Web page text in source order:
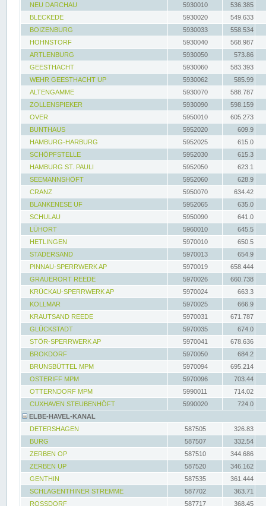
NEU DARCHAU
5930010
536.385
BLECKEDE
5930020
549.633
BOIZENBURG
5930033
558.534
HOHNSTORF
5930040
568.987
ARTLENBURG
5930050
573.86
GEESTHACHT
5930060
583.393
WEHR GEESTHACHT UP
5930062
585.99
ALTENGAMME
5930070
588.787
ZOLLENSPIEKER
5930090
598.159
OVER
5950010
605.273
BUNTHAUS
5952020
609.9
HAMBURG-HARBURG
5952025
615.0
SCHÖPFSTELLE
5952030
615.3
HAMBURG ST. PAULI
5952050
623.1
SEEMANNSHÖFT
5952060
628.9
CRANZ
5950070
634.42
BLANKENESE UF
5952065
635.0
SCHULAU
5950090
641.0
LÜHORT
5960010
645.5
HETLINGEN
5970010
650.5
STADERSAND
5970013
654.9
PINNAU-SPERRWERK AP
5970019
658.444
GRAUERORT REEDE
5970026
660.738
KRÜCKAU-SPERRWERK AP
5970024
663.3
KOLLMAR
5970025
666.9
KRAUTSAND REEDE
5970031
671.787
GLÜCKSTADT
5970035
674.0
STÖR-SPERRWERK AP
5970041
678.636
BROKDORF
5970050
684.2
BRUNSBÜTTEL MPM
5970094
695.214
OSTERIFF MPM
5970096
703.44
OTTERNDORF MPM
5990011
714.02
CUXHAVEN STEUBENHÖFT
5990020
724.0
ELBE-HAVEL-KANAL
DETERSHAGEN
587505
326.83
BURG
587507
332.54
ZERBEN OP
587510
344.686
ZERBEN UP
587520
346.162
GENTHIN
587535
361.444
SCHLAGENTHINER STREMME
587702
363.71
ROSSDORF
587717 368.45